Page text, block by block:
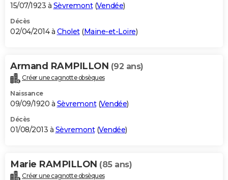
15/07/1923 à Sèvremont(Vendée)
Décès
02/04/2014 à Cholet(Maine-et-Loire)
Armand RAMPILLON (92 ans)
Créer une cagnotte obsèques
Naissance
09/09/1920 à Sèvremont(Vendée)
Décès
01/08/2013 à Sèvremont(Vendée)
Marie RAMPILLON (85 ans)
Créer une cagnotte obsèques